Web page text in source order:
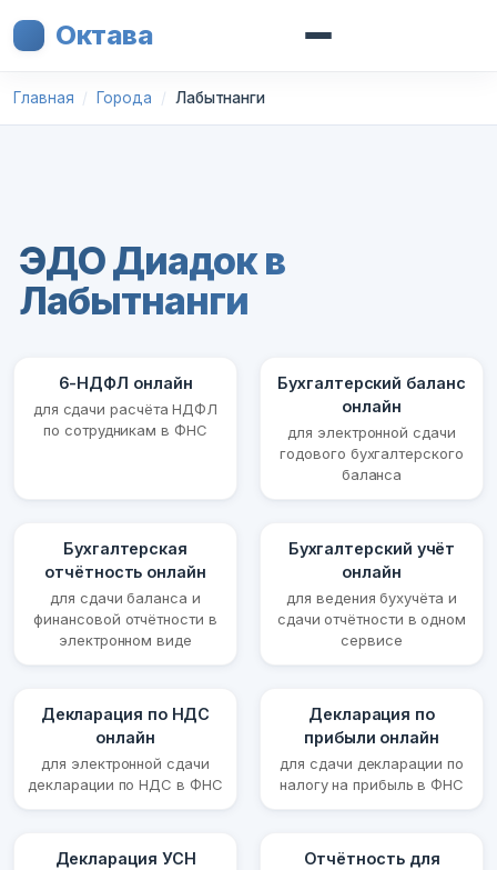
Октава
Главная Города Лабытнанги
ЭДО Диадок в
Лабытнанги
6-НДФЛ онлайн
для сдачи расчёта НДФЛ
по сотрудникам в ФНС
Бухгалтерский баланс
онлайн
для электронной сдачи
годового бухгалтерского
баланса
Бухгалтерская
отчётность онлайн
для сдачи баланса и
финансовой отчётности в
электронном виде
Бухгалтерский учёт
онлайн
для ведения бухучёта и
сдачи отчётности в одном
сервисе
Декларация по НДС
онлайн
для электронной сдачи
декларации по НДС в ФНС
Декларация по
прибыли онлайн
для сдачи декларации по
налогу на прибыль в ФНС
Декларация УСН
Отчётность для